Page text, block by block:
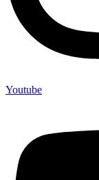
Youtube